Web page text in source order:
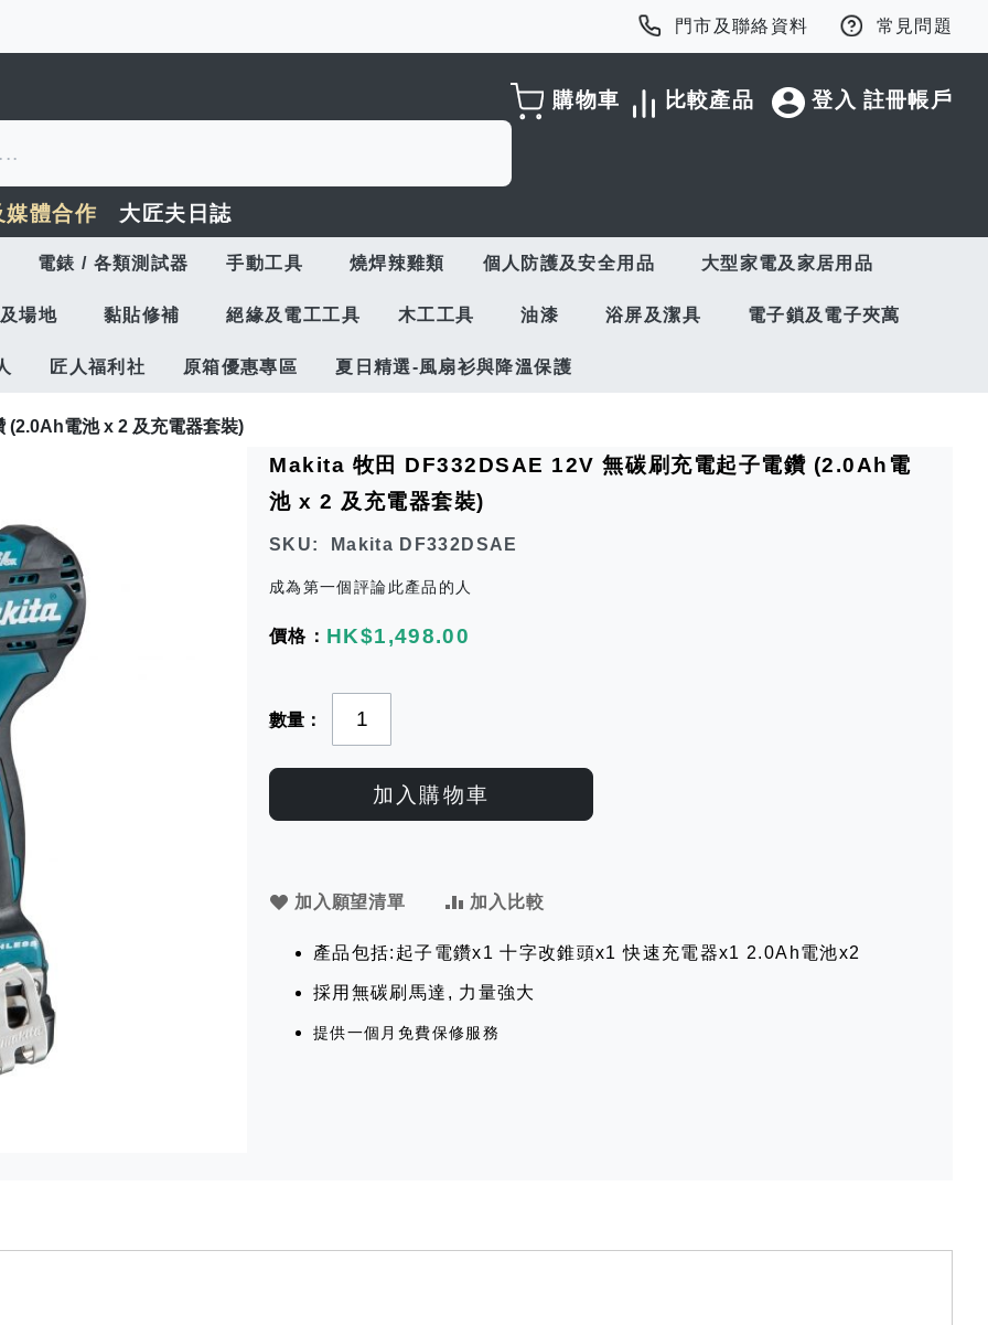
門市及聯絡資料 常見問題
登入 註冊帳戶
比較產品
購物車
體合作 大匠夫日誌
電錶 / 各類測試器 手動工具 燒焊辣雞類 個人防護及安全用品 大型家電及家居用品
場地 黏貼修補 絕緣及電工工具 木工工具 油漆 浴屏及潔具 電子鎖及電子夾萬
匠人福利社 原箱優惠專區 夏日精選-風扇衫與降溫保護
(2.0Ah電池 x 2 及充電器套裝)
Makita 牧田 DF332DSAE 12V 無碳刷充電起子電鑽 (2.0Ah電
池 x 2 及充電器套裝)
SKU Makita DF332DSAE
成為第一個評論此產品的人
HK$1,498.00
數量
加入購物車
加入願望清單 加入比較
產品包括:起子電鑽x1 十字改錐頭x1 快速充電器x1 2.0Ah電池x2
採用無碳刷馬達, 力量強大
提供一個月免費保修服務